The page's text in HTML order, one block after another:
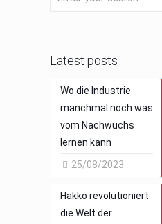
Latest posts
Wo die Industrie
manchmal noch was
vom Nachwuchs
lernen kann
25/08/2023
Hakko revolutioniert
die Welt der